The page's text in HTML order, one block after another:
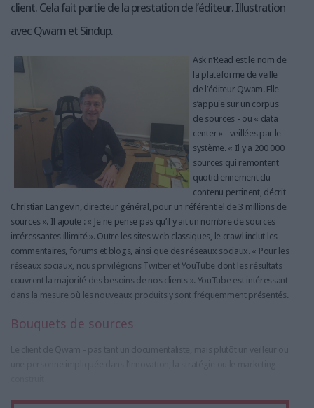
client. Cela fait partie de la prestation de l’éditeur. Illustration
avec Qwam et Sindup.
Ask'n’Read est le nom de
la plateforme de veille
de l’éditeur Qwam. Elle
s’appuie sur un corpus
de sources - ou « data
center » - veillées par le
système. « Il y a 200 000
sources qui remontent
quotidiennement du
contenu pertinent, décrit
Christian Langevin, directeur général, pour un référentiel de 3 millions de
sources ». Il ajoute : « Je ne pense pas qu’il y ait un nombre de sources
intéressantes illimité ». Outre les sites web classiques, le crawl inclut les
commentaires, forums et blogs, ainsi que des réseaux sociaux. « Pour les
réseaux sociaux, nous privilégions Twitter et YouTube dont les résultats
couvrent la majorité des besoins de nos clients ». YouTube est intéressant
dans la mesure où les nouveaux produits y sont fréquemment présentés.
Bouquets de sources
Le client de Qwam - pas tant un documentaliste, mais plutôt un veilleur ou